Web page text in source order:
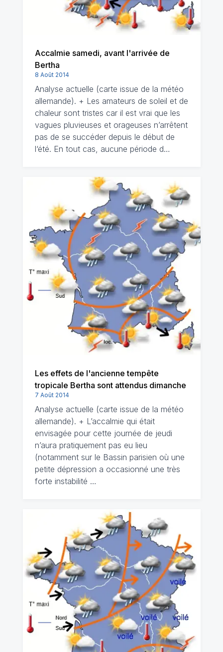
Accalmie samedi, avant l'arrivée de
Bertha
8 Août 2014
Analyse actuelle (carte issue de la météo
allemande). + Les amateurs de soleil et de
chaleur sont tristes car il est vrai que les
vagues pluvieuses et orageuses n’arrêtent
pas de se succéder depuis le début de
l‘été. En tout cas, aucune période d…
Les effets de l'ancienne tempête
tropicale Bertha sont attendus dimanche
7 Août 2014
Analyse actuelle (carte issue de la météo
allemande). + L’accalmie qui était
envisagée pour cette journée de jeudi
n’aura pratiquement pas eu lieu
(notamment sur le Bassin parisien où une
petite dépression a occasionné une très
forte instabilité …